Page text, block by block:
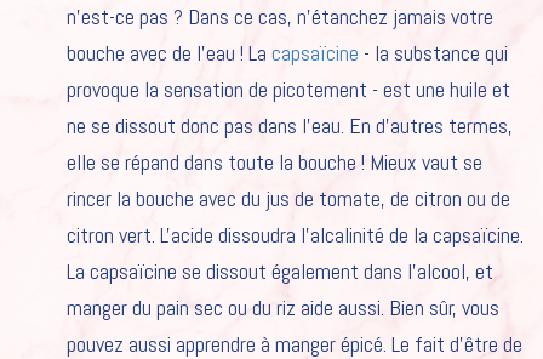
HOME
NOTRE HISTOIRE
RECETTES
CAREER
POUR LES PROFESSIONNELS
n'est-ce pas ? Dans ce cas, n'étanchez jamais votre
bouche avec de l'eau ! La capsaïcine - la substance qui
provoque la sensation de picotement - est une huile et
ne se dissout donc pas dans l'eau. En d'autres termes,
elle se répand dans toute la bouche ! Mieux vaut se
rincer la bouche avec du jus de tomate, de citron ou de
citron vert. L'acide dissoudra l'alcalinité de la capsaïcine.
La capsaïcine se dissout également dans l'alcool, et
manger du pain sec ou du riz aide aussi. Bien sûr, vous
pouvez aussi apprendre à manger épicé. Le fait d'être de